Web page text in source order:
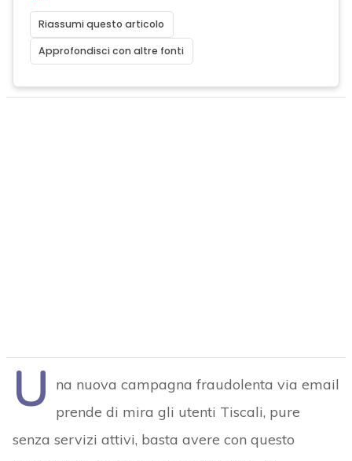
Riassumi questo articolo
Approfondisci con altre fonti
U
na nuova campagna fraudolenta via email
prende di mira gli utenti Tiscali, pure
senza servizi attivi, basta avere con questo